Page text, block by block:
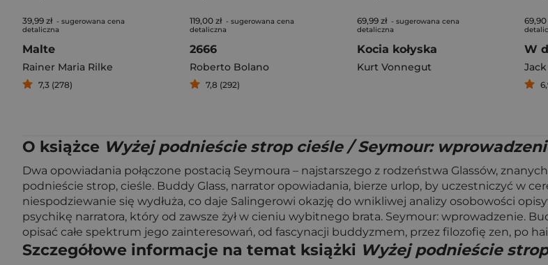
39,99 zł - sugerowana cena
detaliczna
Malte
Rainer Maria Rilke
7,3 (278)
119,00 zł - sugerowana cena
detaliczna
2666
Roberto Bolano
7,8 (292)
69,99 zł - sugerowana cena
detaliczna
Kocia kołyska
Kurt Vonnegut
69,90
W
O książce Wyżej podnieście strop cieśle / Seymour:
Dwa opowiadania połączone postacią Seymoura – najstarszego z rodzeństwa Glassów,
podnieście strop, cieśle. Buddy Glass, narrator opowiadania, bierze urlop, by uczestniczyć w
niespodziewanie się wydłuża, co daje Salingerowi okazję do wnikliwej analizy osobowości
psychikę narratora, który od zawsze żył w cieniu wybitnego brata. Seymour: wprowadzenie.
opisać całe spektrum jego zainteresowań, od fascynacji buddyzmem, przez filozofię zen, po
Szczegółowe informacje na temat książki Wyżej podnieście